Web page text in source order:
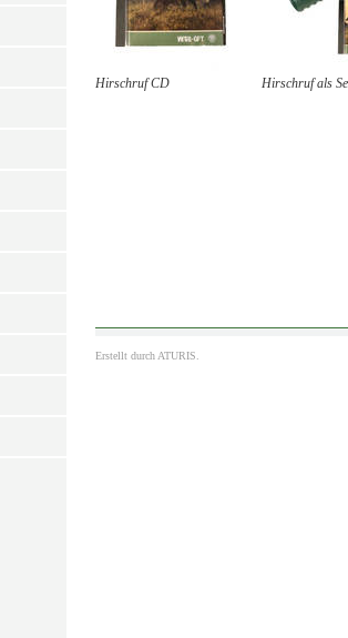
Hirschruf CD Hirschruf als
Erstellt durch ATURIS.